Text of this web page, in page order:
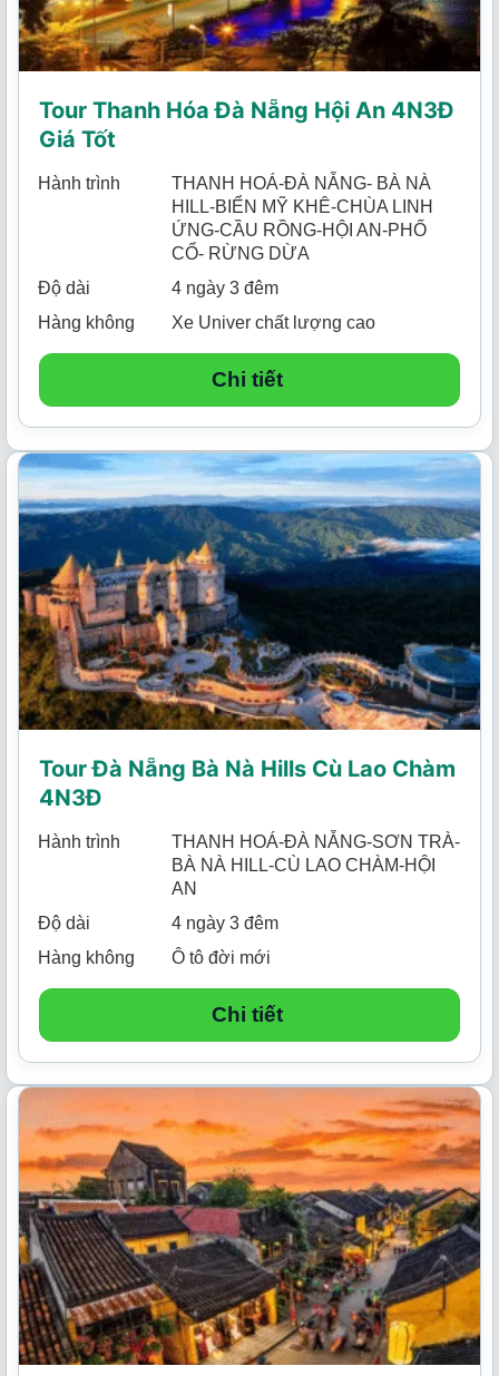
Tour Thanh Hóa Đà Nẵng Hội An 4N3Đ
Giá Tốt
Hành trình
THANH HOÁ-ĐÀ NẴNG- BÀ NÀ
HILL-BIỂN MỸ KHÊ-CHÙA LINH
ỨNG-CẦU RỒNG-HỘI AN-PHỐ
CỔ- RỪNG DỪA
Độ dài
4 ngày 3 đêm
Hàng không
Xe Univer chất lượng cao
Chi tiết
Tour Đà Nẵng Bà Nà Hills Cù Lao Chàm
4N3Đ
Hành trình
THANH HOÁ-ĐÀ NẴNG-SƠN TRÀ-
BÀ NÀ HILL-CÙ LAO CHÀM-HỘI
AN
Độ dài
4 ngày 3 đêm
Hàng không
Ô tô đời mới
Chi tiết